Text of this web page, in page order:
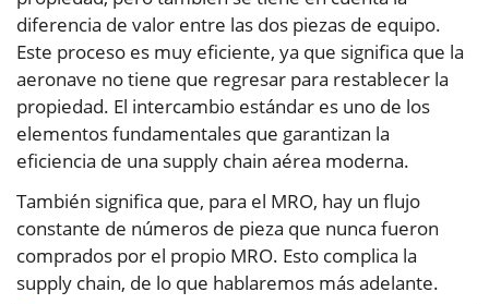
diferencia de valor entre las dos piezas de equipo.
Este proceso es muy eficiente, ya que significa que la
aeronave no tiene que regresar para restablecer la
propiedad. El intercambio estándar es uno de los
elementos fundamentales que garantizan la
eficiencia de una supply chain aérea moderna.
También significa que, para el MRO, hay un flujo
constante de números de pieza que nunca fueron
comprados por el propio MRO. Esto complica la
supply chain, de lo que hablaremos más adelante.